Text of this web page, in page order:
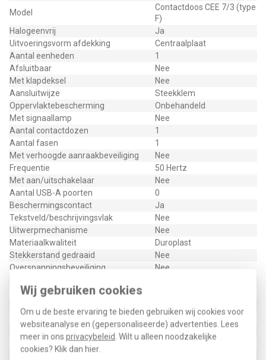
Wij gebruiken cookies
Om u de beste ervaring te bieden gebruiken wij cookies voor
websiteanalyse en (gepersonaliseerde) advertenties. Lees
meer in ons privacybeleid. Wilt u alleen noodzakelijke
cookies? Klik dan hier.
Model
Contactdoos CEE 7/3 (type
F)
Halogeenvrij
Ja
Uitvoeringsvorm afdekking
Centraalplaat
Aantal eenheden
1
Afsluitbaar
Nee
Met klapdeksel
Nee
Aansluitwijze
Steekklem
Oppervlaktebescherming
Onbehandeld
Met signaallamp
Nee
Aantal contactdozen
1
Aantal fasen
1
Met verhoogde aanraakbeveiliging
Nee
Frequentie
50 Hertz
Met aan/uitschakelaar
Nee
Aantal USB-A poorten
0
Beschermingscontact
Ja
Tekstveld/beschrijvingsvlak
Nee
Uitwerpmechanisme
Nee
Materiaalkwaliteit
Duroplast
Stekkerstand gedraaid
Nee
Overspanningsbeveiliging
Nee
Geïsoleerde montage
Bevestigingswijze
Klauw-/schroefbevestiging
Opdruk/indicatie
Geen
Montagerichting
Verticaal
RAL-nummer (vergelijkbaar)